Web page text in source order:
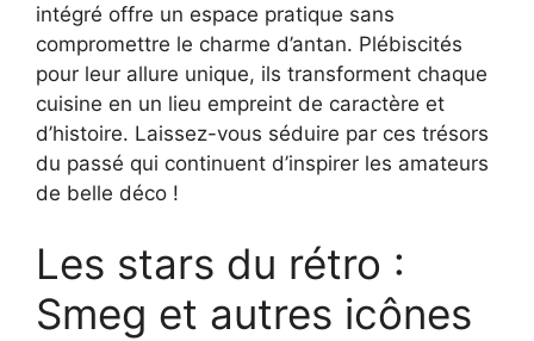
intégré offre un espace pratique sans
compromettre le charme d’antan. Plébiscités
pour leur allure unique, ils transforment chaque
cuisine en un lieu empreint de caractère et
d’histoire. Laissez-vous séduire par ces trésors
du passé qui continuent d’inspirer les amateurs
de belle déco !
Les stars du rétro :
Smeg et autres icônes